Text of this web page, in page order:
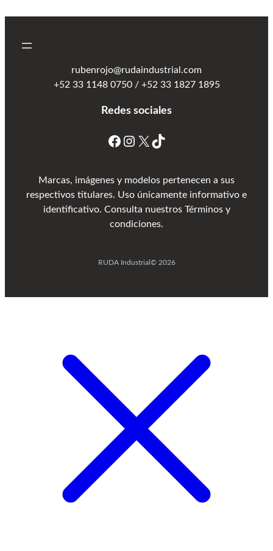
rubenrojo@rudaindustrial.com
+52 33 1148 0750 / +52 33 1827 1895
Redes sociales
Marcas, imágenes y modelos pertenecen a sus
respectivos titulares. Uso únicamente informativo e
identificativo. Consulta nuestros Términos y
condiciones.
RUDA Industrial © 2026